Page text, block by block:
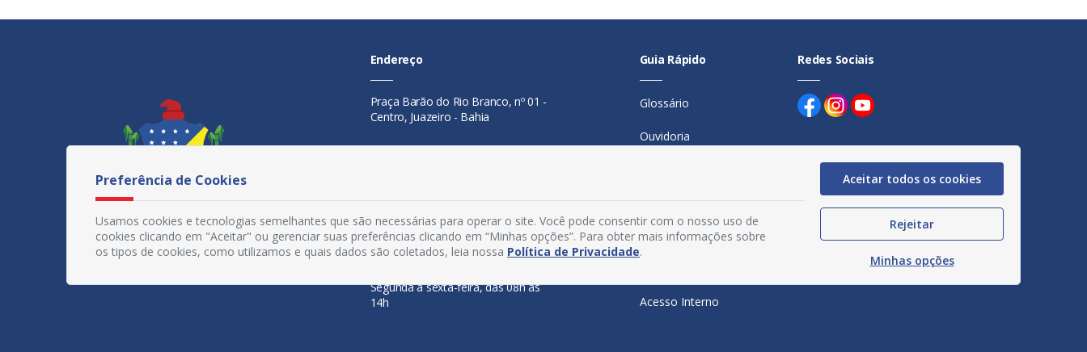
Endereço
Praça Barão do Rio Branco, nº 01 -
Centro, Juazeiro - Bahia
Horário De Funcionamento
Segunda a sexta-feira, das 08h às
14h
Guia Rápido
Glossário
Ouvidoria
Perguntas Frequentes
Manual de Navegação
Acesso Interno
Redes Sociais
Preferência de Cookies
Usamos cookies e tecnologias semelhantes que são necessárias para operar o site. Você pode consentir com o nosso uso de
cookies clicando em "Aceitar" ou gerenciar suas preferências clicando em “Minhas opções”. Para obter mais informações sobre
os tipos de cookies, como utilizamos e quais dados são coletados, leia nossa Política de Privacidade.
Aceitar todos os cookies
Rejeitar
Minhas opções